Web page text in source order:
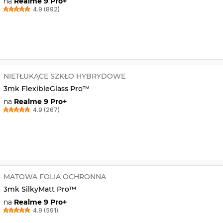
4.9 (892)
NIETŁUKĄCE SZKŁO HYBRYDOWE
3mk FlexibleGlass Pro™
na Realme 9 Pro+
4.9 (267)
MATOWA FOLIA OCHRONNA
3mk SilkyMatt Pro™
na Realme 9 Pro+
4.9 (591)